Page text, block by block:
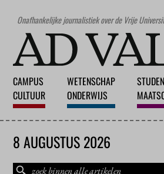
Onafhankelijke journalistiek over de Vrije
CAMPUS
CULTUUR
WETENSCHAP
ONDERWIJS
8 AUGUSTUS 2026